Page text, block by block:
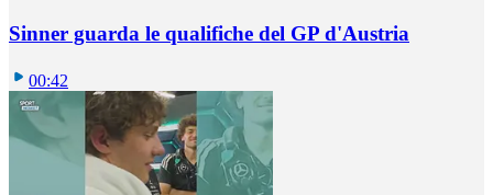
Sinner guarda le qualifiche del GP d'Austria
00:42